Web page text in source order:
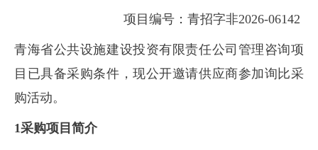
项目编号：青招字非2026-06142
青海省公共设施建设投资有限责任公司管理咨询项
目已具备采购条件，现公开邀请供应商参加询比采
购活动。
1采购项目简介